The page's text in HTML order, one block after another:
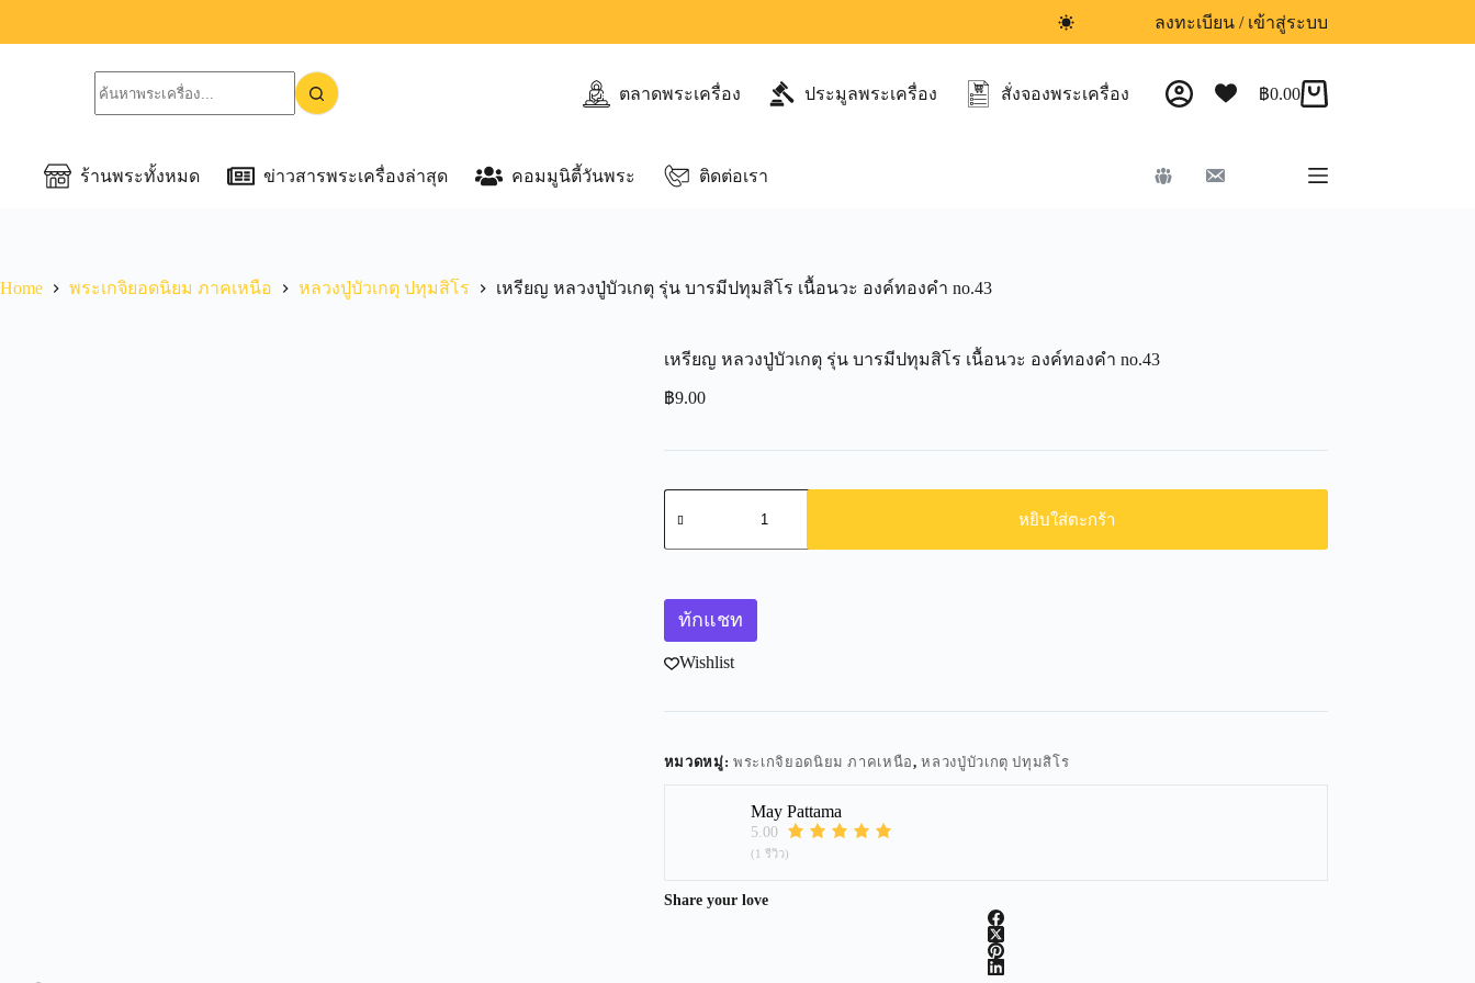
ลงทะเบียน / เข้าสู่ระบบ
ตลาดพระเครื่อง ประมูลพระเครื่อง สั่งจองพระเครื่อง ฿0.00
ร้านพระทั้งหมด ข่าวสารพระเครื่องล่าสุด คอมมูนิตี้วันพระ ติดต่อเรา
Home พระเกจิยอดนิยม ภาคเหนือ หลวงปู่บัวเกตุ ปทุมสิโร เหรียญ​ หลวงปู่บัวเกตุ รุ่น บารมีปทุมสิโร เนื้อ​นวะ องค์ทองคำ no.43
เหรียญ​ หลวงปู่บัวเกตุ รุ่น บารมีปทุมสิโร เนื้อ​นวะ องค์ทองคำ no.43
฿9.00
หยิบใส่ตะกร้า
ทักแชท
Wishlist
หมวดหมู่: พระเกจิยอดนิยม ภาคเหนือ,หลวงปู่บัวเกตุ ปทุมสิโร
May Pattama
5.00
(1 รีวิว)
Share your love